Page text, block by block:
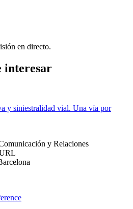
en directo.
interesar
y siniestralidad vial. Una vía por
y Relaciones